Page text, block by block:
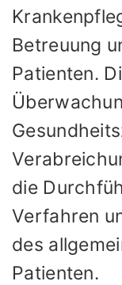
Betreuung
Patienten.
die
Verfahren
des
Patienten.